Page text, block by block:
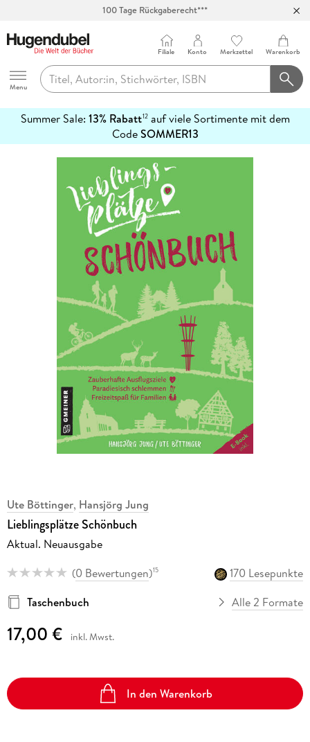
100 Tage Rückgaberecht***
Hugendubel
Menu
Filiale Konto Merkzettel Warenkorb
Summer Sale: 13% Rabatt12auf viele Sortimente mit dem
CodeSOMMER13
erfahren
Ute Böttinger, Hansjörg Jung
Lieblingsplätze Schönbuch
Aktual. Neuausgabe
(0 Bewertungen)15
170 Lesepunkte
Taschenbuch
Alle 2 Formate
17,00 € inkl. Mwst.
In den Warenkorb